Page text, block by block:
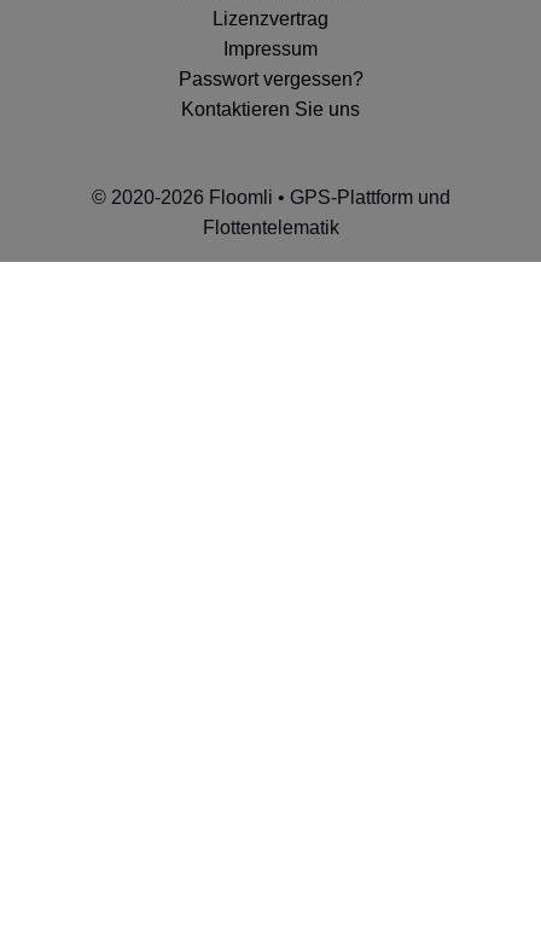
Lizenzvertrag
Impressum
Passwort vergessen?
Kontaktieren Sie uns
© 2020-2026 Floomli • GPS-Plattform und
Flottentelematik